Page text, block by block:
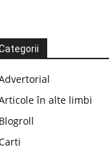
în alte limbi
Blogroll